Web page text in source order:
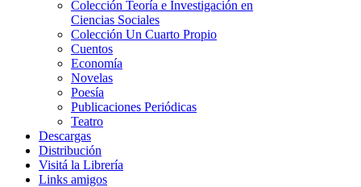
Colección Teoría e Investigación en
Ciencias Sociales
Colección Un Cuarto Propio
Cuentos
Economía
Novelas
Poesía
Publicaciones Periódicas
Teatro
Descargas
Distribución
Visitá la Librería
Links amigos